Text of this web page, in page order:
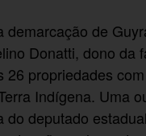
demarcação de
Donatti, dono da
26 propriedades
Indígena. Uma
do deputado